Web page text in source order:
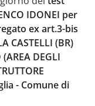
IDONEI per
ex art.3-bis
CASTELLI (BR)
DEGLI
- Comune di